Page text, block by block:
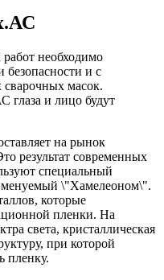
необходимо
и с
сварочных масок.
глаза и лицо будут
на рынок
результат современных
специальный
\"Хамелеоном\".
которые
пленки. На
света, кристаллическая
при которой
пленку.